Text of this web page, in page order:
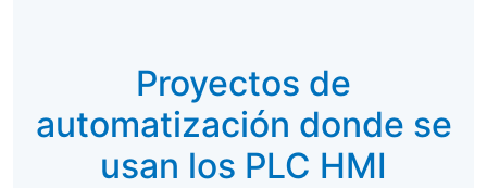
Proyectos de
automatización donde se
usan los PLC HMI